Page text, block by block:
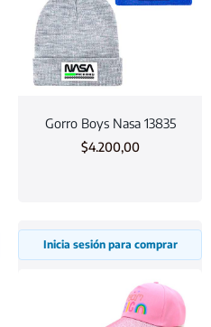
Gorro Boys Nasa 13835
$4.200,00
Inicia sesión para comprar